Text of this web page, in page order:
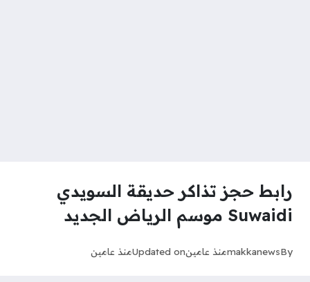
رابط حجز تذاكر حديقة السويدي
Suwaidi موسم الرياض الجديد
By
makkanewsمنذ عامينUpdated onمنذ عامين